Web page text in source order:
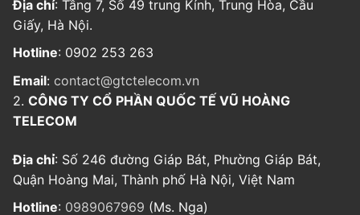
Địa chỉ: Tầng 7, Số 49 trung Kính, Trung Hòa, Cầu
Giấy, Hà Nội.
Hotline: 0902 253 263
Email: contact@gtctelecom.vn
2. CÔNG TY CỔ PHẦN QUỐC TẾ VŨ HOÀNG
TELECOM
Địa chỉ: Số 246 đường Giáp Bát, Phường Giáp Bát,
Quận Hoàng Mai, Thành phố Hà Nội, Việt Nam
Hotline: 0989067969 (Ms. Nga)